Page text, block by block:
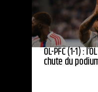
OL-PFC (1-1) :
chute du